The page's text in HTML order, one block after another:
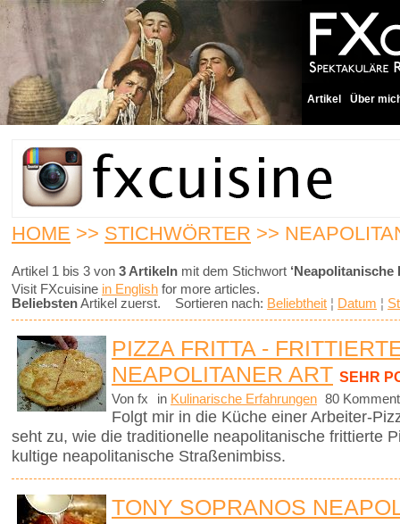
Artikel Über
HOME >> STICHWÖRTER >>
Artikel 1 bis 3 von 3 Artikeln mit dem Stichwort ‘Neapolitanische
Visit FXcuisine in English for more articles.
BeliebstenArtikel zuerst. Sortieren nach: Beliebtheit ¦ Datum ¦
PIZZA FRITTA -
NEAPOLITANER ART SEHR
Von fx in Kulinarische Erfahrungen 80
Folgt mir in die Küche einer Arbeiter-
seht zu, wie die traditionelle neapolitanische frittierte
kultige neapolitanische Straßenimbiss.
TONY SOPRANOS